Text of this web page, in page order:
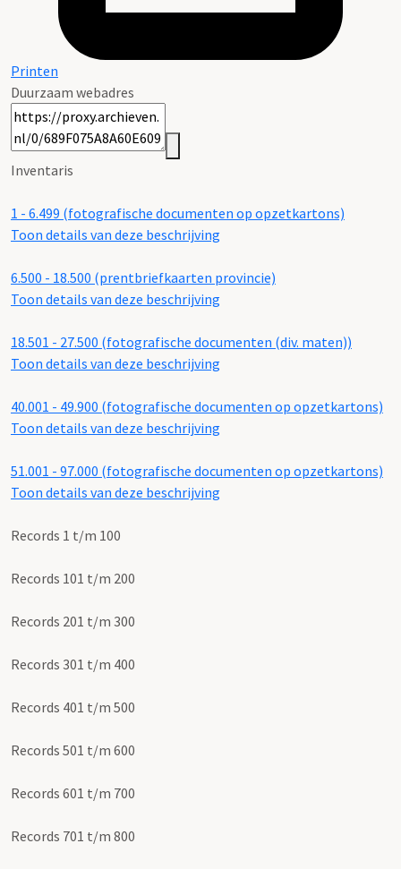
Printen
Duurzaam webadres
Inventaris
1 - 6.499 (fotografische documenten op opzetkartons)
Toon details van deze beschrijving
6.500 - 18.500 (prentbriefkaarten provincie)
Toon details van deze beschrijving
18.501 - 27.500 (fotografische documenten (div. maten))
Toon details van deze beschrijving
40.001 - 49.900 (fotografische documenten op opzetkartons)
Toon details van deze beschrijving
51.001 - 97.000 (fotografische documenten op opzetkartons)
Toon details van deze beschrijving
Records 1 t/m 100
Records 101 t/m 200
Records 201 t/m 300
Records 301 t/m 400
Records 401 t/m 500
Records 501 t/m 600
Records 601 t/m 700
Records 701 t/m 800